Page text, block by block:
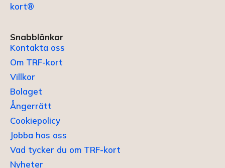
kort®
Snabblänkar
Kontakta oss
Om TRF-kort
Villkor
Bolaget
Ångerrätt
Cookiepolicy
Jobba hos oss
Vad tycker du om TRF-kort
Nyheter